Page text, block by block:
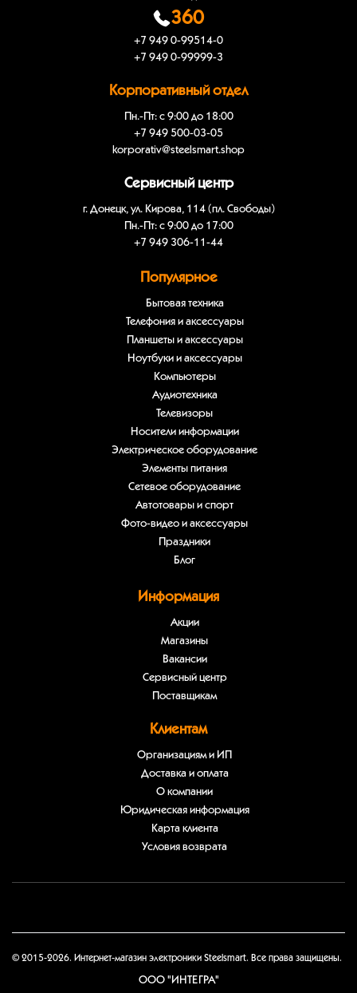
360
+7 949 0-99514-0
+7 949 0-99999-3
Корпоративный отдел
Пн.-Пт: с 9:00 до 18:00
+7 949 500-03-05
korporativ@steelsmart.shop
Сервисный центр
г. Донецк, ул. Кирова, 114 (пл. Свободы)
Пн.-Пт: с 9:00 до 17:00
+7 949 306-11-44
Популярное
Бытовая техника
Телефония и аксессуары
Планшеты и аксессуары
Ноутбуки и аксессуары
Компьютеры
Аудиотехника
Телевизоры
Носители информации
Электрическое оборудование
Элементы питания
Сетевое оборудование
Автотовары и спорт
Фото-видео и аксессуары
Праздники
Блог
Информация
Акции
Магазины
Вакансии
Сервисный центр
Поставщикам
Клиентам
Организациям и ИП
Доставка и оплата
О компании
Юридическая информация
Карта клиента
Условия возврата
© 2015-2026. Интернет-магазин электроники Steelsmart. Все права защищены.
ООО "ИНТЕГРА"